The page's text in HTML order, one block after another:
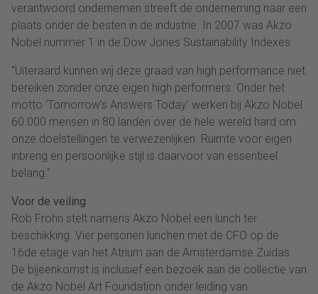
verantwoord ondernemen streeft de onderneming naar een
plaats onder de besten in de industrie. In 2007 was Akzo
Nobel nummer 1 in de Dow Jones Sustainability Indexes.
“Uiteraard kunnen wij deze graad van high performance niet
bereiken zonder onze eigen high performers. Onder het
motto ‘Tomorrow’s Answers Today’ werken bij Akzo Nobel
60.000 mensen in 80 landen over de hele wereld hard om
onze doelstellingen te verwezenlijken. Ruimte voor eigen
inbreng en persoonlijke stijl is daarvoor van essentieel
belang.”
Voor de veiling
Rob Frohn stelt namens Akzo Nobel een lunch ter
beschikking. Vier personen lunchen met de CFO op de
16de etage van het Atrium aan de Amsterdamse Zuidas.
De bijeenkomst is inclusief een bezoek aan de collectie van
de Akzo Nobel Art Foundation onder leiding van